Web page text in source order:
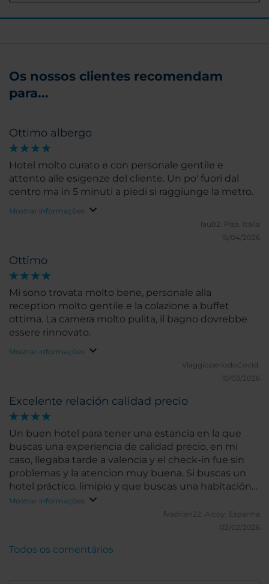
Os nossos clientes recomendam
para...
Ottimo albergo
Hotel molto curato e con personale gentile e
attento alle esigenze del cliente. Un po' fuori dal
centro ma in 5 minuti a piedi si raggiunge la metro.
Mostrar informações
lau82.
Pisa, Itália
15/04/2026
Ottimo
Mi sono trovata molto bene, personale alla
reception molto gentile e la colazione a buffet
ottima. La camera molto pulita, il bagno dovrebbe
essere rinnovato.
Mostrar informações
ViaggioperiodoCovid.
10/03/2026
Excelente relación calidad precio
Un buen hotel para tener una estancia en la que
buscas una experiencia de calidad precio, en mi
caso, llegaba tarde a valencia y el check-in fue sin
problemas y la atencion muy buena. Si buscas un
hotel práctico, limipio y que buscas una habitación
correcta es tu hotel
Mostrar informações
fvadrian22. Alcoy, Espanha
02/02/2026
Todos os comentários